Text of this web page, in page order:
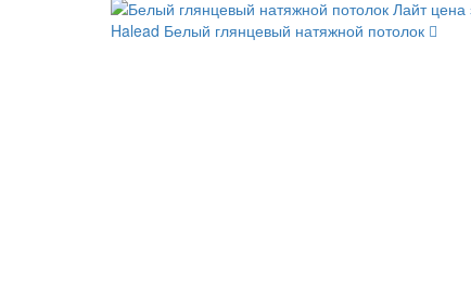
Halead Белый глянцевый натяжной потолок